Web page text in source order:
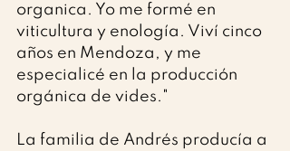
organica. Yo me formé en
viticultura y enología. Viví cinco
años en Mendoza, y me
especialicé en la producción
orgánica de vides."
La familia de Andrés producía a